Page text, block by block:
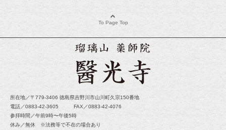
To Page Top
所在地／〒779-3406 徳島県吉野川市山川町久宗150番地
電話／0883-42-3605 FAX／0883-42-4076
参拝時間／午前9時〜午後5時
休み／無休 ※法務等で不在の場合あり